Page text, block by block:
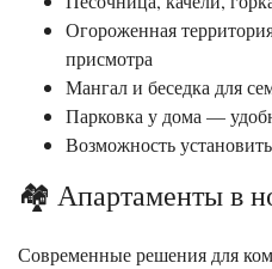
Огороженная
присмотра
Мангал и беседка для
Парковка у дома —
Возможность
🏘️ Апартаменты в
Современные решения для